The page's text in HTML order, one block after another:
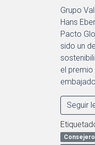
Grupo
Hans
Pacto
sido un
el premio
Seguir